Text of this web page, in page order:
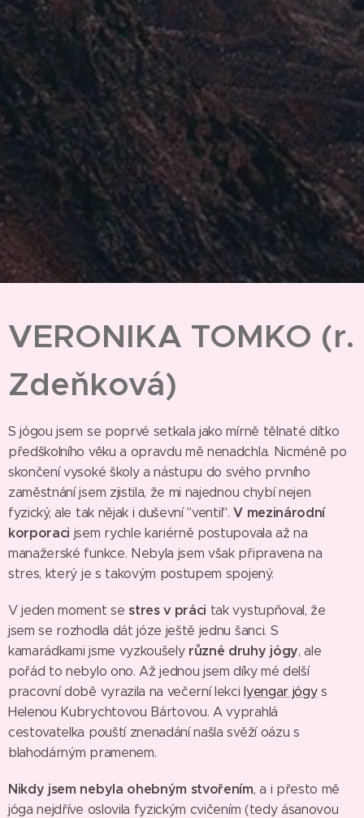
VERONIKA TOMKO (r.
Zdeňková)
S jógou jsem se poprvé setkala jako mírně tělnaté dítko
předškolního věku a opravdu mě nenadchla. Nicméně po
skončení vysoké školy a nástupu do svého prvního
zaměstnání jsem zjistila, že mi najednou chybí nejen
fyzický, ale tak nějak i duševní "ventil".V mezinárodní
korporaci jsem rychle kariérně postupovala až na
manažerské funkce. Nebyla jsem však připravena na
stres, který je s takovým postupem spojený.
V jeden moment sestres v práci tak vystupňoval, že
jsem se rozhodla dát józe ještě jednu šanci. S
kamarádkami jsme vyzkoušely různé druhy jógy, ale
pořád to nebylo ono. Až jednou jsem díky mé delší
pracovní době vyrazila na večerní lekciIyengar jógys
Helenou Kubrychtovou Bártovou. A vyprahlá
cestovatelka pouští znenadání našla svěží oázu s
blahodárným pramenem.
Nikdy jsem nebyla ohebným stvořením, a i přesto mě
jóga nejdříve oslovila fyzickým cvičením (tedy ásanovou